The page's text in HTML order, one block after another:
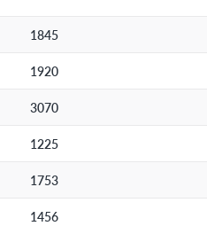
1845
1920
3070
1225
1753
1456